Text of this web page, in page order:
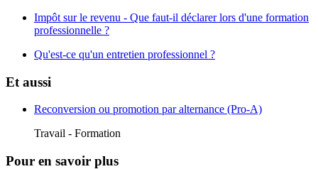
Impôt sur le revenu - Que faut-il déclarer lors d'une formation
professionnelle ?
Qu'est-ce qu'un entretien professionnel ?
Et aussi
Reconversion ou promotion par alternance (Pro-A)
Travail - Formation
Pour en savoir plus